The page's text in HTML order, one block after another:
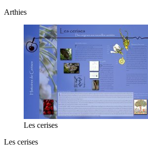
Arthies
Les cerises
Les cerises